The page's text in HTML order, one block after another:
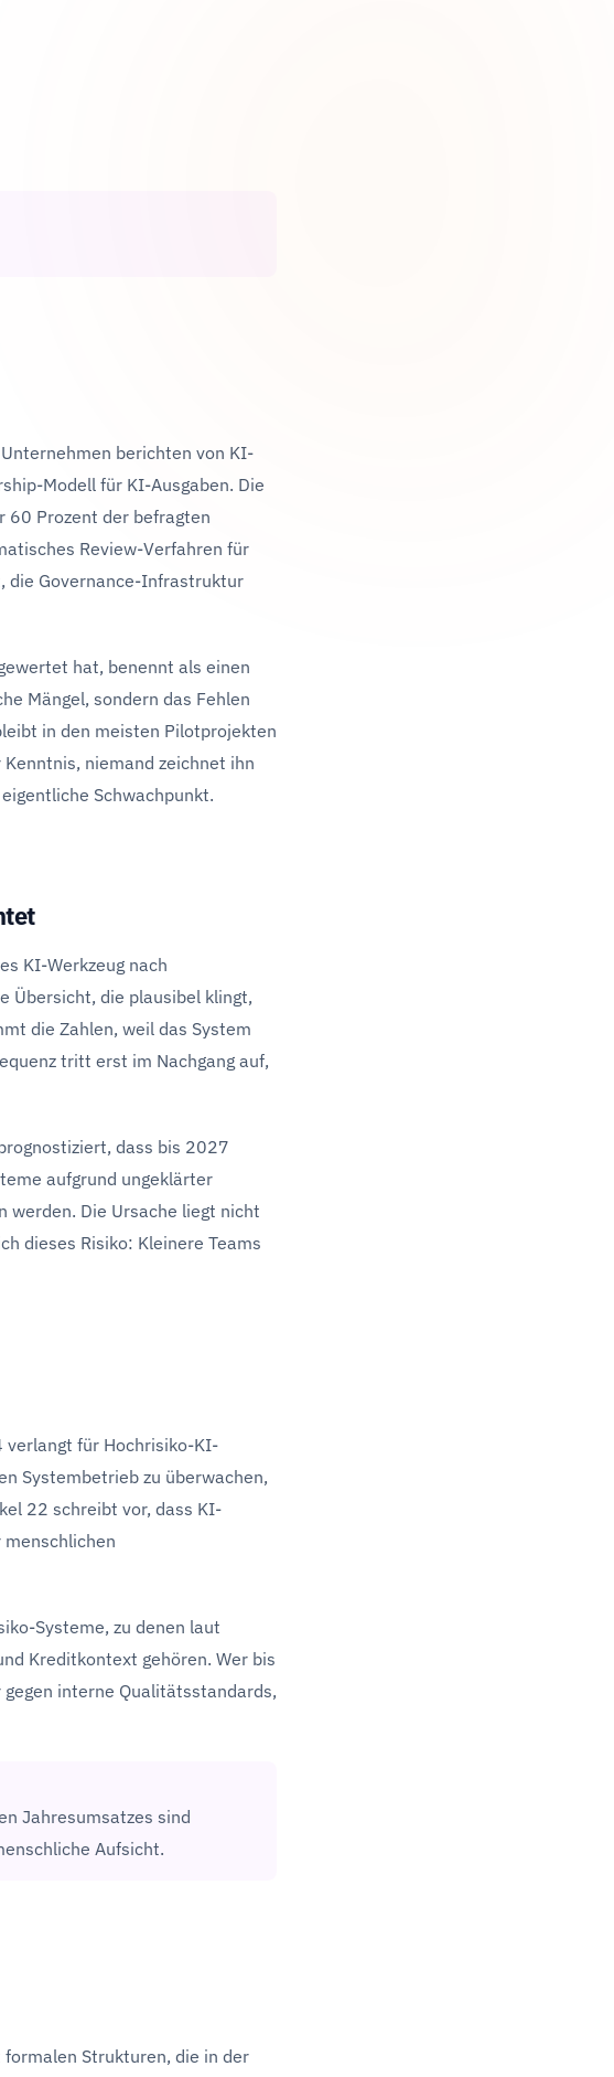
berichten von KI-
Modell für KI-Ausgaben. Die
60 Prozent der befragten
Review-Verfahren für
die Governance-Infrastruktur
hat, benennt als einen
Mängel, sondern das Fehlen
in den meisten Pilotprojekten
niemand zeichnet ihn
Schwachpunkt.
KI-Werkzeug nach
Übersicht, die plausibel klingt,
die Zahlen, weil das System
tritt erst im Nachgang auf,
dass bis 2027
aufgrund ungeklärter
Die Ursache liegt nicht
dieses Risiko: Kleinere Teams
verlangt für Hochrisiko-KI-
Systembetrieb zu überwachen,
22 schreibt vor, dass KI-
Systeme, zu denen laut
Kreditkontext gehören. Wer bis
interne Qualitätsstandards,
Jahresumsatzes sind
Aufsicht.
Strukturen, die in der